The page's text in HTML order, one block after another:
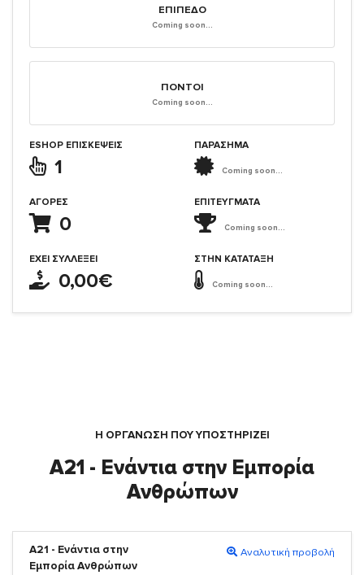
ΕΠΊΠΕΔΟ
Coming soon...
ΠΌΝΤΟΙ
Coming soon...
ESHOP ΕΠΙΣΚΈΨΕΙΣ
1
ΑΓΟΡΈΣ
0
ΈΧΕΙ ΣΥΛΛΈΞΕΙ
0,00€
ΠΑΡΑΣΗΜΑ
Coming soon...
ΕΠΙΤΕΎΓΜΑΤΑ
Coming soon...
ΣΤΗΝ ΚΑΤΆΤΑΞΗ
Coming soon...
Η ΟΡΓΆΝΩΣΗ ΠΟΥ ΥΠΟΣΤΗΡΙΖΕΙ
A21 - Ενάντια στην Εμπορία
Ανθρώπων
A21 - Ενάντια στην
Εμπορία Ανθρώπων
Αναλυτική προβολή